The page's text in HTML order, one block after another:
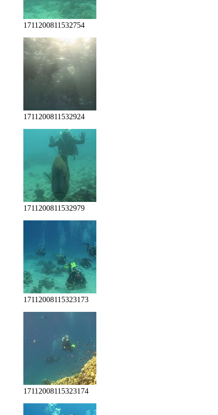
1711200811532754
1711200811532924
1711200811532979
17112008115323173
17112008115323174